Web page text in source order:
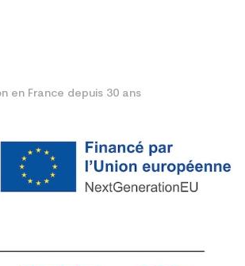
en France depuis 30 ans